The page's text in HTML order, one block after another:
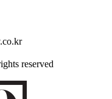
reserved